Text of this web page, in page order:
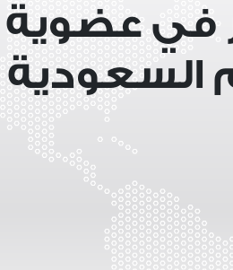
في عضوية
السعودية